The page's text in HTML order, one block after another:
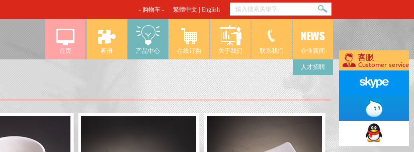
- 购物车 - 繁體中文 English
首页 画册 产品中心 在线订购 关于我们 联系我们 企业新闻
人才招聘